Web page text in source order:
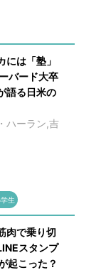
には「塾」
バード大卒
語る日米の
ハーラン,吉
生
肉で乗り切
スタンプ
起こった？